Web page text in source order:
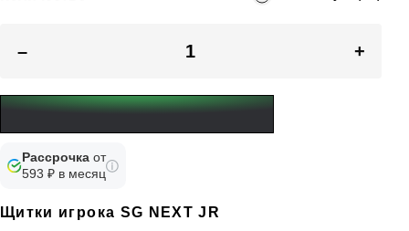
– +
Рассрочка от
593 ₽ в месяц
Щитки игрока SG NEXT JR